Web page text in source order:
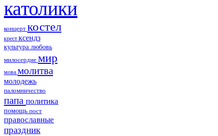
католики
концерт костел
крест ксендз
культура любовь
милосердие мир
мова молитва
молодежь
паломничество
папа политика
помощь пост
православные
праздник